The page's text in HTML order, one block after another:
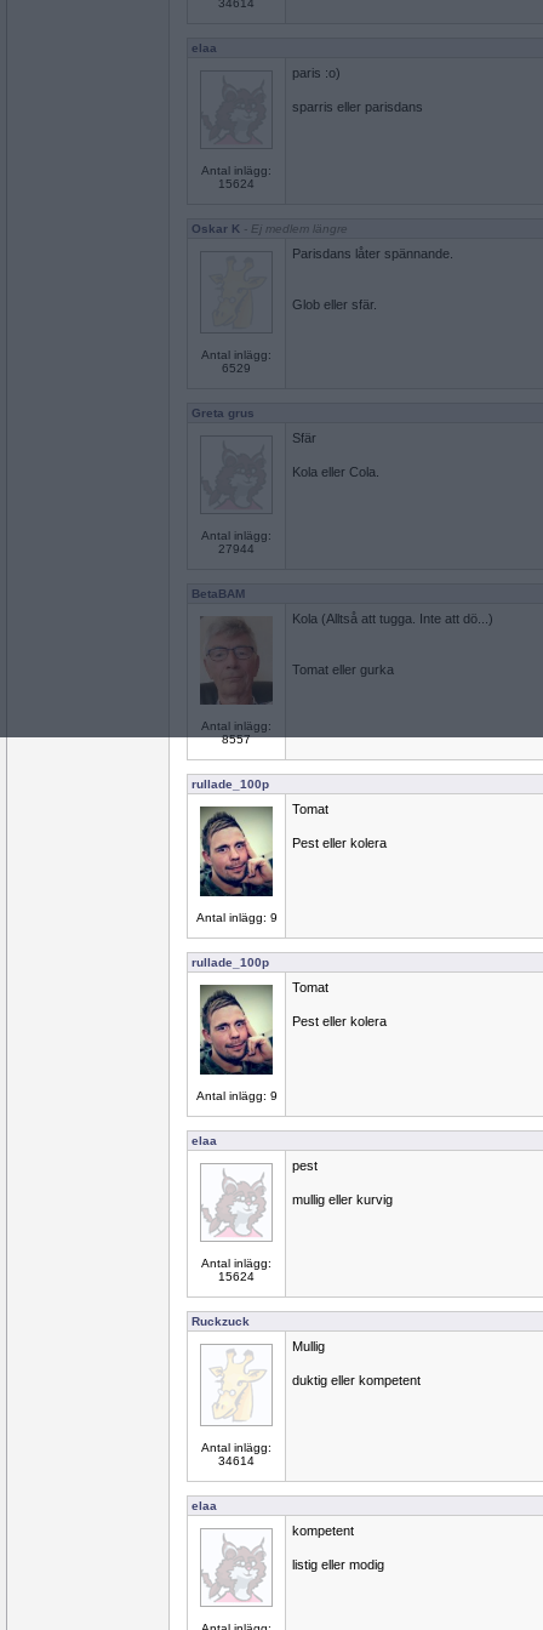
34614
elaa
Antal inlägg:
15624
paris :o)
sparris eller parisdans
Oskar K - Ej medlem längre
Antal inlägg:
6529
Parisdans låter spännande.
Glob eller sfär.
Greta grus
Antal inlägg:
27944
Sfär
Kola eller Cola.
BetaBAM
Antal inlägg:
8557
Kola (Alltså att tugga. Inte att dö...)
Tomat eller gurka
rullade_100p
Antal inlägg: 9
Tomat
Pest eller kolera
rullade_100p
Antal inlägg: 9
Tomat
Pest eller kolera
elaa
Antal inlägg:
15624
pest
mullig eller kurvig
Ruckzuck
Antal inlägg:
34614
Mullig
duktig eller kompetent
elaa
kompetent
listig eller modig